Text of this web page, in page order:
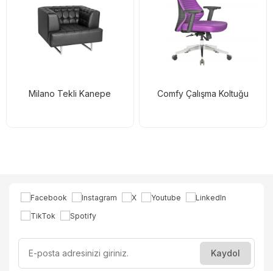
Milano Tekli Kanepe Comfy Çalışma Koltuğu